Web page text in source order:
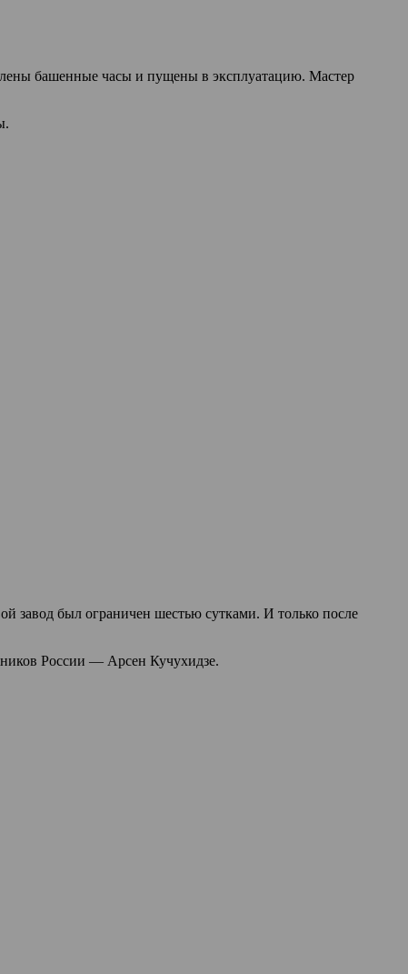
башенные часы и пущены в эксплуатацию. Мастер
завод был ограничен шестью сутками. И только после
России — Арсен Кучухидзе.